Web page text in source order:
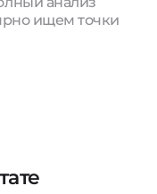
ищем точки